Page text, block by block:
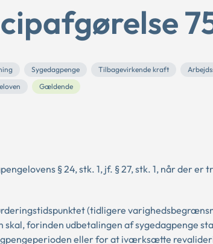
Sygedagpenge Tilbagevirkende kraft
Gældende
§ 24, stk. 1, jf. § 27, stk. 1, når der er
(tidligere
forinden udbetalingen af sygedagpenge
eller for at iværksætte